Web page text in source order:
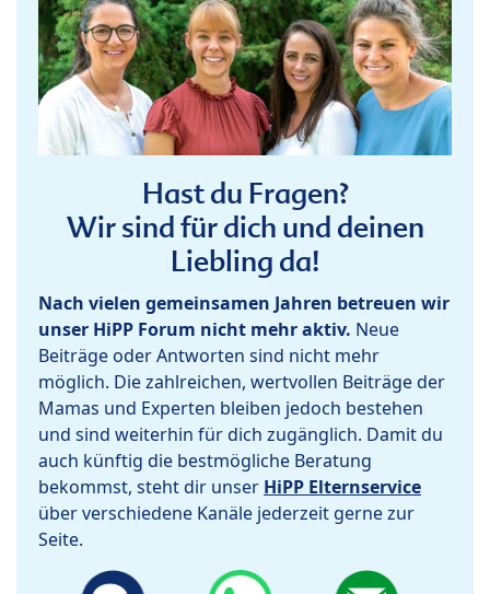
Hast du Fragen?
Wir sind für dich und deinen
Liebling da!
Nach vielen gemeinsamen Jahren betreuen wir
unser HiPP Forum nicht mehr aktiv. Neue
Beiträge oder Antworten sind nicht mehr
möglich. Die zahlreichen, wertvollen Beiträge der
Mamas und Experten bleiben jedoch bestehen
und sind weiterhin für dich zugänglich. Damit du
auch künftig die bestmögliche Beratung
bekommst, steht dir unser HiPP Elternservice
über verschiedene Kanäle jederzeit gerne zur
Seite.